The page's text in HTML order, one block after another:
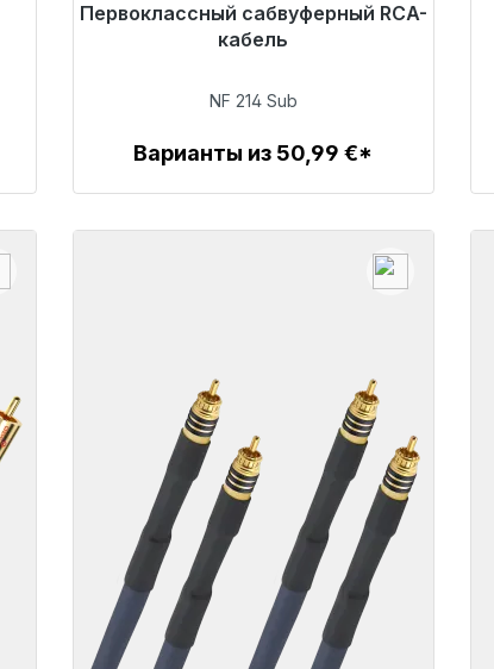
Первоклассный сабвуферный RCA-
кабель
Готовы к немедленной отправке,
срок поставки 48 часов*
357,00 €
Детали
NF 214 Sub
Варианты из 50,99 €*